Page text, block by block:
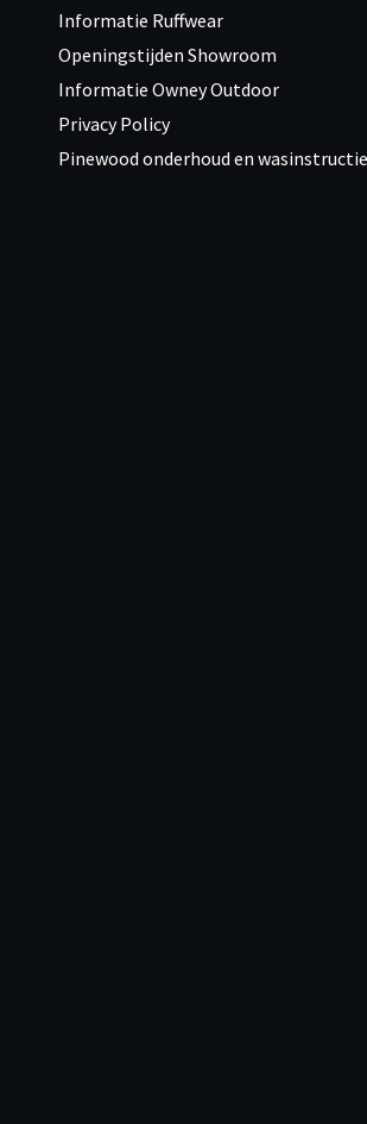
Informatie Ruffwear
Openingstijden Showroom
Informatie Owney Outdoor
Privacy Policy
Pinewood onderhoud en wasinstructie